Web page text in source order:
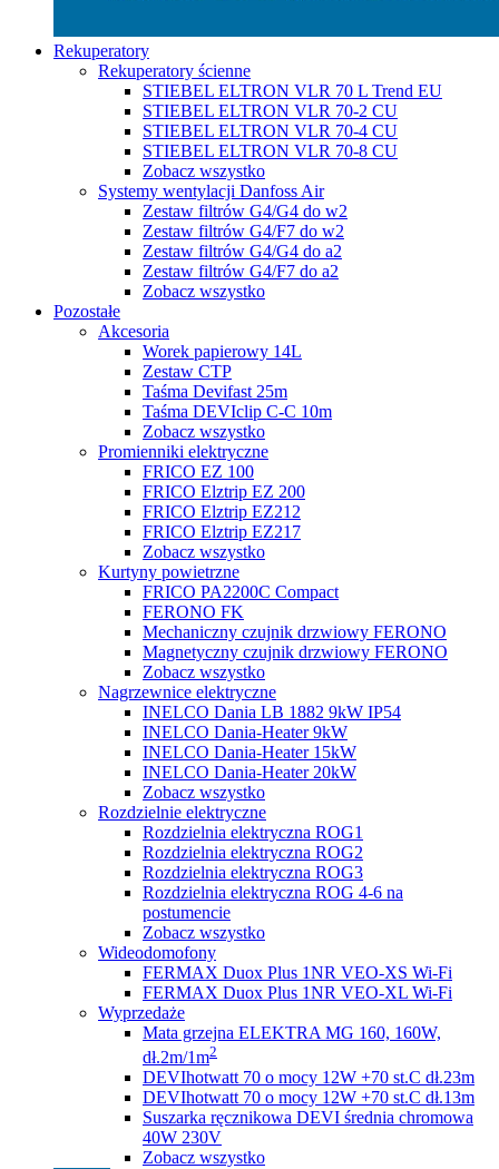
Rekuperatory
Rekuperatory ścienne
STIEBEL ELTRON VLR 70 L Trend EU
STIEBEL ELTRON VLR 70-2 CU
STIEBEL ELTRON VLR 70-4 CU
STIEBEL ELTRON VLR 70-8 CU
Zobacz wszystko
Systemy wentylacji Danfoss Air
Zestaw filtrów G4/G4 do w2
Zestaw filtrów G4/F7 do w2
Zestaw filtrów G4/G4 do a2
Zestaw filtrów G4/F7 do a2
Zobacz wszystko
Pozostałe
Akcesoria
Worek papierowy 14L
Zestaw CTP
Taśma Devifast 25m
Taśma DEVIclip C-C 10m
Zobacz wszystko
Promienniki elektryczne
FRICO EZ 100
FRICO Elztrip EZ 200
FRICO Elztrip EZ212
FRICO Elztrip EZ217
Zobacz wszystko
Kurtyny powietrzne
FRICO PA2200C Compact
FERONO FK
Mechaniczny czujnik drzwiowy FERONO
Magnetyczny czujnik drzwiowy FERONO
Zobacz wszystko
Nagrzewnice elektryczne
INELCO Dania LB 1882 9kW IP54
INELCO Dania-Heater 9kW
INELCO Dania-Heater 15kW
INELCO Dania-Heater 20kW
Zobacz wszystko
Rozdzielnie elektryczne
Rozdzielnia elektryczna ROG1
Rozdzielnia elektryczna ROG2
Rozdzielnia elektryczna ROG3
Rozdzielnia elektryczna ROG 4-6 na
postumencie
Zobacz wszystko
Wideodomofony
FERMAX Duox Plus 1NR VEO-XS Wi-Fi
FERMAX Duox Plus 1NR VEO-XL Wi-Fi
Wyprzedaże
Mata grzejna ELEKTRA MG 160, 160W,
dł.2m/1m2
DEVIhotwatt 70 o mocy 12W +70 st.C dł.23m
DEVIhotwatt 70 o mocy 12W +70 st.C dł.13m
Suszarka ręcznikowa DEVI średnia chromowa
40W 230V
Zobacz wszystko